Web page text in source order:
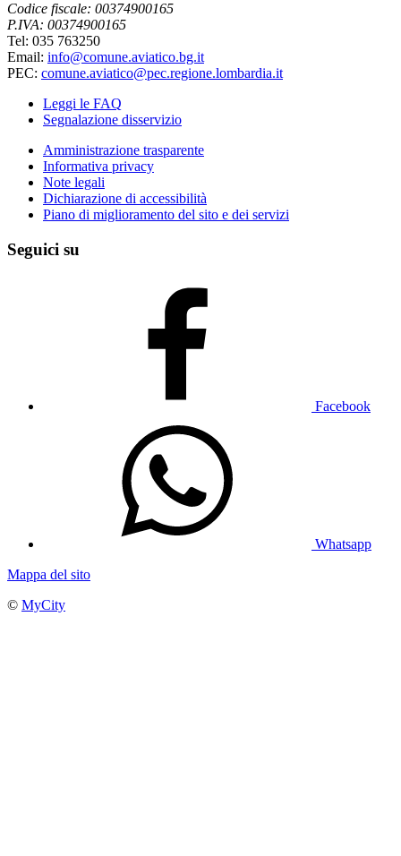
Codice fiscale: 00374900165
P.IVA: 00374900165
Tel: 035 763250
Email: info@comune.aviatico.bg.it
PEC: comune.aviatico@pec.regione.lombardia.it
Leggi le FAQ
Segnalazione disservizio
Amministrazione trasparente
Informativa privacy
Note legali
Dichiarazione di accessibilità
Piano di miglioramento del sito e dei servizi
Seguici su
Facebook
Whatsapp
Mappa del sito
© MyCity